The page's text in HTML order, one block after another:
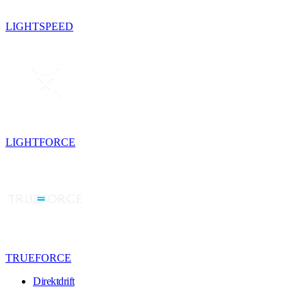
LIGHTSPEED
LIGHTFORCE
TRUEFORCE
Direktdrift